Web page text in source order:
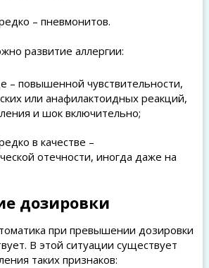
– пневмонитов.
развитие аллергии:
– повышенной чувствительности,
или анафилактоидных реакций,
и шок включительно;
в качестве –
отечности, иногда даже на
дозировки
при превышении дозировки
В этой ситуации существует
таких признаков: